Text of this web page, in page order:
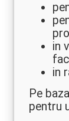
in
in
Pe
pentru